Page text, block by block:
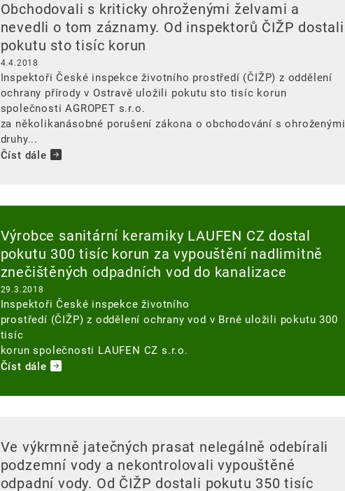
Obchodovali s kriticky ohroženými želvami a
nevedli o tom záznamy. Od inspektorů ČIŽP dostali
pokutu sto tisíc korun
4.4.2018
Inspektoři České inspekce životního prostředí (ČIŽP) z oddělení
ochrany přírody v Ostravě uložili pokutu sto tisíc korun
společnosti AGROPET s.r.o.
za několikanásobné porušení zákona o obchodování s ohroženými
druhy...
Číst dále
Výrobce sanitární keramiky LAUFEN CZ dostal
pokutu 300 tisíc korun za vypouštění nadlimitně
znečištěných odpadních vod do kanalizace
29.3.2018
Inspektoři České inspekce životního
prostředí (ČIŽP) z oddělení ochrany vod v Brně uložili pokutu 300
tisíc
korun společnosti LAUFEN CZ s.r.o.
Číst dále
Ve výkrmně jatečných prasat nelegálně odebírali
podzemní vody a nekontrolovali vypouštěné
odpadní vody. Od ČIŽP dostali pokutu 350 tisíc